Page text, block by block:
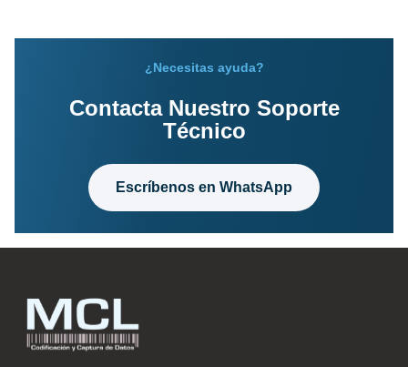
¿Necesitas ayuda?
Contacta Nuestro Soporte
Técnico
Escríbenos en WhatsApp